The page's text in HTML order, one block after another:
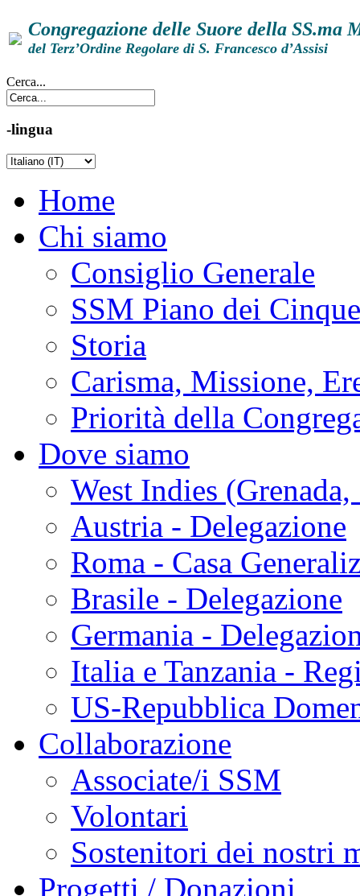
Congregazione delle Suore della SS.ma
del Terz’Ordine Regolare di S. Francesco d’Assisi
Cerca...
-lingua
Home
Chi siamo
Consiglio Generale
SSM Piano dei
Storia
Carisma, Missione,
Priorità della
Dove siamo
West Indies
Austria - Delegazione
Roma - Casa
Brasile - Delegazione
Germania -
Italia e Tanzania -
US-Repubblica
Collaborazione
Associate/i SSM
Volontari
Sostenitori dei nostri
Progetti / Donazioni